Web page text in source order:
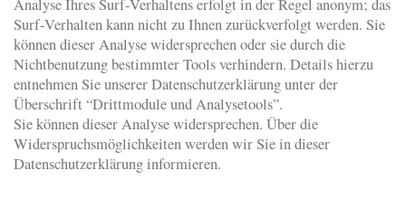
Analyse Ihres Surf-Verhaltens erfolgt in der Regel anonym; das
Surf-Verhalten kann nicht zu Ihnen zurückverfolgt werden. Sie
können dieser Analyse widersprechen oder sie durch die
Nichtbenutzung bestimmter Tools verhindern. Details hierzu
entnehmen Sie unserer Datenschutzerklärung unter der
Überschrift “Drittmodule und Analysetools”.
Sie können dieser Analyse widersprechen. Über die
Widerspruchsmöglichkeiten werden wir Sie in dieser
Datenschutzerklärung informieren.